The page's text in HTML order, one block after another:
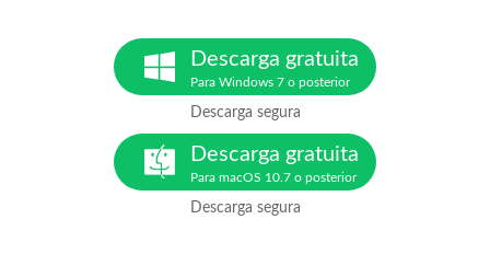
Descarga gratuita
Para Windows 7 o posterior
Descarga segura
Descarga gratuita
Para macOS 10.7 o posterior
Descarga segura